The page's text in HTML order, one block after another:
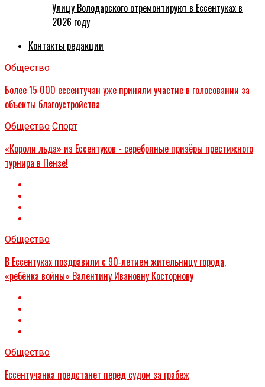
Улицу Володарского отремонтируют в Ессентуках в
2026 году
Контакты редакции
Общество
Более 15 000 ессентучан уже приняли участие в голосовании за
объекты благоустройства
Общество Спорт
«Короли льда» из Ессентуков - серебряные призёры престижного
турнира в Пензе!
Общество
В Ессентуках поздравили с 90‑летием жительницу города,
«ребёнка войны» Валентину Ивановну Косторнову
Общество
Ессентучанка предстанет перед судом за грабеж